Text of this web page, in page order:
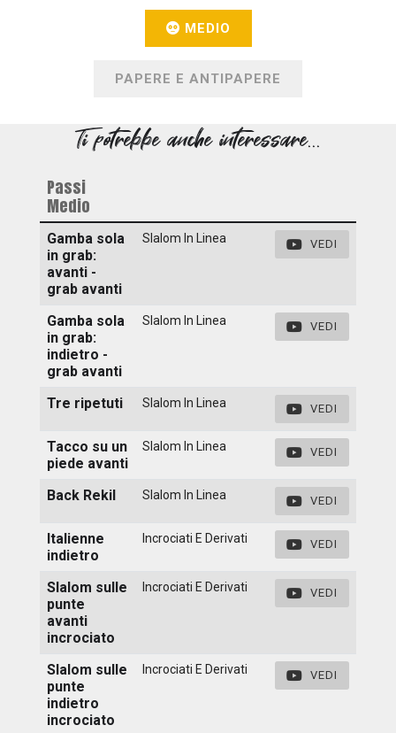
MEDIO
PAPERE E ANTIPAPERE
Ti potrebbe anche interessare...
Passi
Medio
Gamba sola
in grab:
avanti -
grab avanti
Slalom In Linea VEDI
Gamba sola
in grab:
indietro -
grab avanti
Slalom In Linea VEDI
Tre ripetuti Slalom In Linea VEDI
Tacco su un
piede avanti
Slalom In Linea VEDI
Back Rekil Slalom In Linea VEDI
Italienne
indietro
Incrociati E Derivati VEDI
Slalom sulle
punte
avanti
incrociato
Incrociati E Derivati VEDI
Slalom sulle
punte
indietro
incrociato
Incrociati E Derivati VEDI